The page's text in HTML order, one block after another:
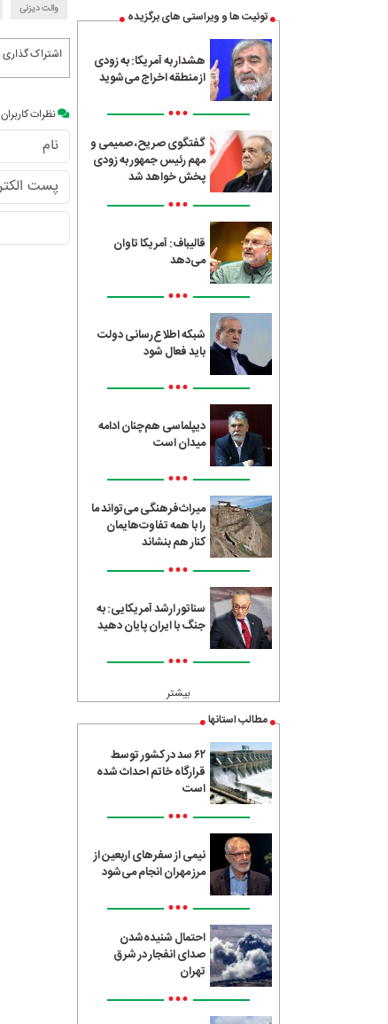
توئیت ها و ویراستی های برگزیده
هشدار به آمریکا: به زودی
از منطقه اخراج می‌شوید
•••
گفتگوی صریح، صمیمی و
مهم رئیس جمهور به زودی
پخش خواهد شد
•••
قالیباف: آمریکا تاوان
می‌دهد
•••
شبکه اطلاع‌رسانی دولت
باید فعال شود
•••
دیپلماسی هم‌چنان ادامه
میدان است
•••
میراث‌فرهنگی می‌تواند ما
را با همه تفاوت‌هایمان
کنار هم بنشاند
•••
سناتور ارشد آمریکایی: به
جنگ با ایران پایان دهید
•••
بیشتر
مطالب استانها
۶۲ سد در کشور توسط
قرارگاه خاتم احداث شده
است
•••
نیمی از سفرهای اربعین از
مرز مهران انجام می‌شود
•••
احتمال شنیده‌شدن
صدای انفجار در شرق
تهران
•••
والت دیزنی
اشتراک گذاری
نظرات کاربران